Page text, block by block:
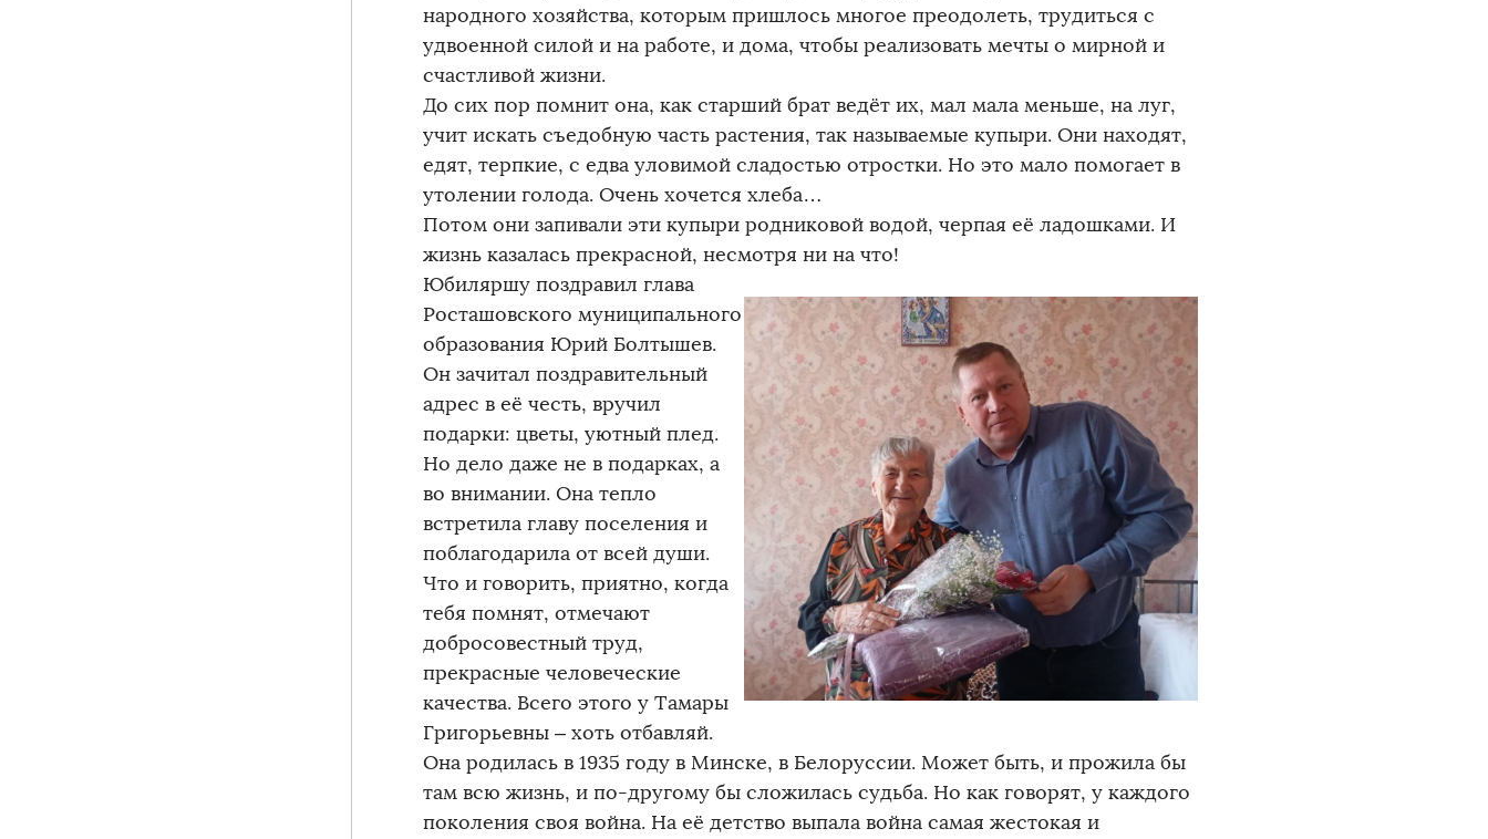
народного хозяйства, которым пришлось многое преодолеть, трудиться с
удвоенной силой и на работе, и дома, чтобы реализовать мечты о мирной и
счастливой жизни.
До сих пор помнит она, как старший брат ведёт их, мал мала меньше, на луг,
учит искать съедобную часть растения, так называемые купыри. Они находят,
едят, терпкие, с едва уловимой сладостью отростки. Но это мало помогает в
утолении голода. Очень хочется хлеба…
Потом они запивали эти купыри родниковой водой, черпая её ладошками. И
жизнь казалась прекрасной, несмотря ни на что!
Юбиляршу поздравил глава
Росташовского муниципального
образования Юрий Болтышев.
Он зачитал поздравительный
адрес в её честь, вручил
подарки: цветы, уютный плед.
Но дело даже не в подарках, а
во внимании. Она тепло
встретила главу поселения и
поблагодарила от всей души.
Что и говорить, приятно, когда
тебя помнят, отмечают
добросовестный труд,
прекрасные человеческие
качества. Всего этого у Тамары
Григорьевны – хоть отбавляй.
Она родилась в 1935 году в Минске, в Белоруссии. Может быть, и прожила бы
там всю жизнь, и по-другому бы сложилась судьба. Но как говорят, у каждого
поколения своя война. На её детство выпала война самая жестокая и